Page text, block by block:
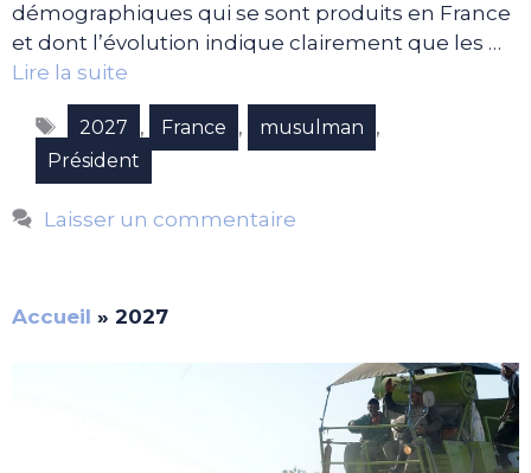
démographiques qui se sont produits en France
et dont l’évolution indique clairement que les …
Lire la suite
Étiquettes
2027 , France , musulman ,
Président
Laisser un commentaire
Accueil » 2027